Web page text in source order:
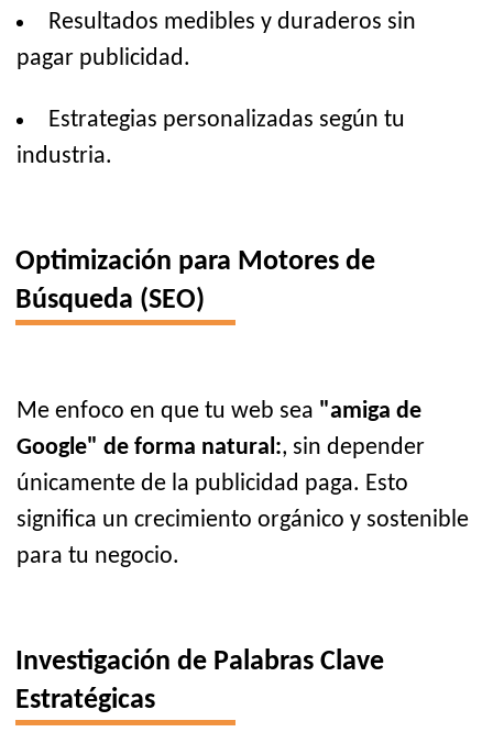
Resultados medibles y duraderos sin
pagar publicidad.
Estrategias personalizadas según tu
industria.
Optimización para Motores de
Búsqueda (SEO)
Me enfoco en que tu web sea "amiga de
Google" de forma natural:, sin depender
únicamente de la publicidad paga. Esto
significa un crecimiento orgánico y sostenible
para tu negocio.
Investigación de Palabras Clave
Estratégicas